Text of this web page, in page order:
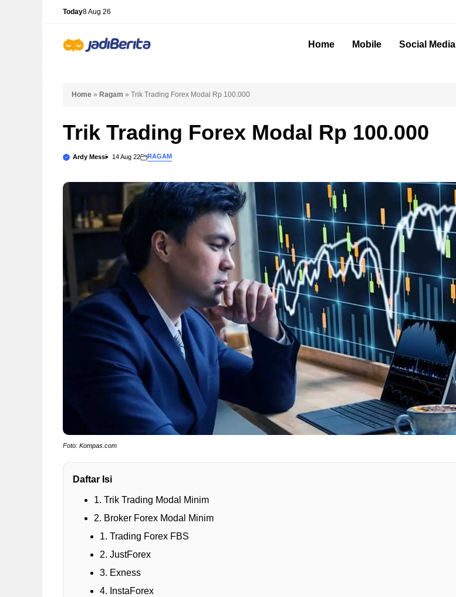
Today8 Aug 26
Home Mobile Social Media
Home » Ragam » Trik Trading Forex Modal Rp 100.000
Trik Trading Forex Modal Rp 100.000
Ardy Messi 14 Aug 22 RAGAM
Foto: Kompas.com
Daftar Isi
1. Trik Trading Modal Minim
2. Broker Forex Modal Minim
1. Trading Forex FBS
2. JustForex
3. Exness
4. InstaForex